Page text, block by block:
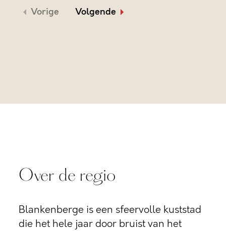
Vorige Volgende
Over de regio
Blankenberge is een sfeervolle kuststad
die het hele jaar door bruist van het